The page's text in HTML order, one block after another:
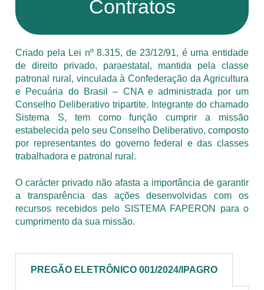
Extranet
Lgpd
Gerador Senha
Solicitações LGPD
Contratos
Criado pela Lei nº 8.315, de 23/12/91, é uma entidade
de direito privado, paraestatal, mantida pela classe
patronal rural, vinculada à Confederação da Agricultura
e Pecuária do Brasil – CNA e administrada por um
Conselho Deliberativo tripartite. Integrante do chamado
Sistema S, tem como função cumprir a missão
estabelecida pelo seu Conselho Deliberativo, composto
por representantes do governo federal e das classes
trabalhadora e patronal rural.
O carácter privado não afasta a importância de garantir
a transparência das ações desenvolvidas com os
recursos recebidos pelo SISTEMA FAPERON para o
cumprimento da sua missão.
PREGÃO ELETRÔNICO 001/2024/IPAGRO